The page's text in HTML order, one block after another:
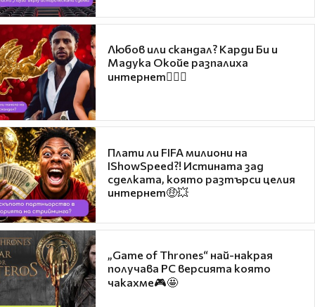
Любов или скандал? Карди Би и
Мадука Окойе разпалиха
интернет❤️‍🔥🔥
Плати ли FIFA милиони на
IShowSpeed?! Истината зад
сделката, която разтърси целия
интернет🤑💥
„Game of Thrones“ най-накрая
получава PC версията която
чакахме🎮🤩